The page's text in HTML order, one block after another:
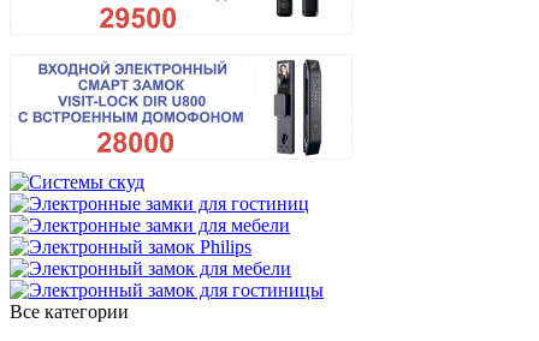
Все категории